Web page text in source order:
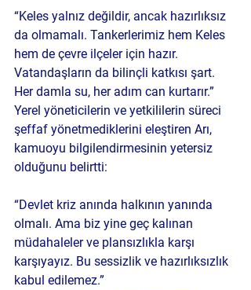
“Keles yalnız değildir, ancak hazırlıksız
da olmamalı. Tankerlerimiz hem Keles
hem de çevre ilçeler için hazır.
Vatandaşların da bilinçli katkısı şart.
Her damla su, her adım can kurtarır.”
Yerel yöneticilerin ve yetkililerin süreci
şeffaf yönetmediklerini eleştiren Arı,
kamuoyu bilgilendirmesinin yetersiz
olduğunu belirtti:
“Devlet kriz anında halkının yanında
olmalı. Ama biz yine geç kalınan
müdahaleler ve plansızlıkla karşı
karşıyayız. Bu sessizlik ve hazırlıksızlık
kabul edilemez.”